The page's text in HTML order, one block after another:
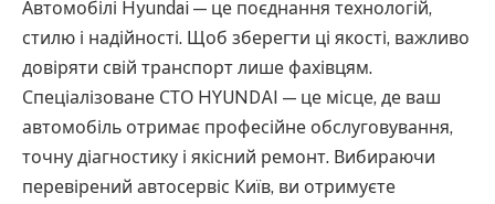
Автомобілі Hyundai — це поєднання технологій,
стилю і надійності. Щоб зберегти ці якості, важливо
довіряти свій транспорт лише фахівцям.
Спеціалізоване СТО HYUNDAI — це місце, де ваш
автомобіль отримає професійне обслуговування,
точну діагностику і якісний ремонт. Вибираючи
перевірений автосервіс Київ, ви отримуєте